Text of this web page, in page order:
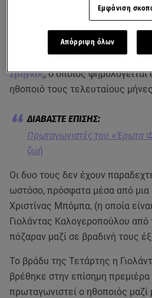
Στην επίσημη πρεμιέρα της
κόρη του λοχαγού» πήγε το
Σύγχρονο Θέατρο η ηθοποιός
Πρωταγωνιστής της
Σβήγκος, ο οποίος φημολογείται
ηθοποιό τους τελευταίους
Πρωταγωνιστές του «Έρωτα
ζωή
Oι δυο τους δεν έχουν
ωστόσο, πρόσφατα μέσα από μια
Χριστίνας Μπόμπα, (η οποία
Γιολάντας Καλογεροπούλου από
πόζαραν μαζί σε βραδινή τους
Το βράδυ της Τετάρτης η
βρέθηκε στην επίσημη
πρωταγωνιστεί ο ηθοποιός μαζί
Εμφάνιση
Απόρριψη όλων